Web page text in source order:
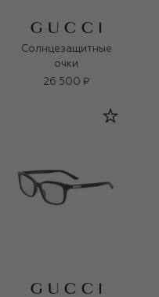
Солнцезащитные
очки
26 500 ₽